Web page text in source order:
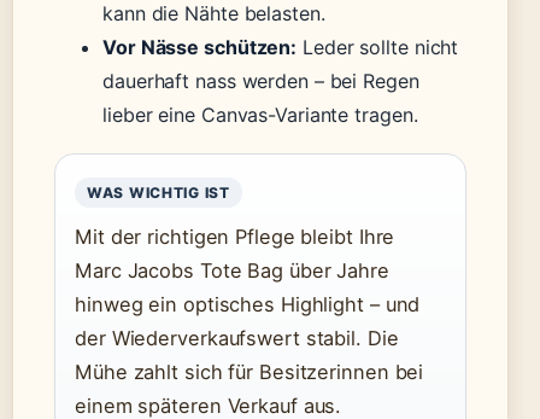
kann die Nähte belasten.
Vor Nässe schützen: Leder sollte nicht
dauerhaft nass werden – bei Regen
lieber eine Canvas-Variante tragen.
WAS WICHTIG IST
Mit der richtigen Pflege bleibt Ihre
Marc Jacobs Tote Bag über Jahre
hinweg ein optisches Highlight – und
der Wiederverkaufswert stabil. Die
Mühe zahlt sich für Besitzerinnen bei
einem späteren Verkauf aus.